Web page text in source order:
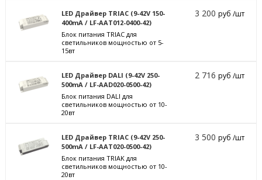
LED Драйвер TRIAC (9-42V 150-
400mA / LF-AAT012-0400-42)
Блок питания TRIAC для
светильников мощностью от 5-
15вт
3 200руб /шт
LED Драйвер DALI (9-42V 250-
500mA / LF-AAD020-0500-42)
Блок питания DALI для
светильников мощностью от 10-
20вт
2 716руб /шт
LED Драйвер TRIAC (9-42V 250-
500mA / LF-AAT020-0500-42)
Блок питания TRIAK для
светильников мощностью от 10-
20вт
3 500руб /шт